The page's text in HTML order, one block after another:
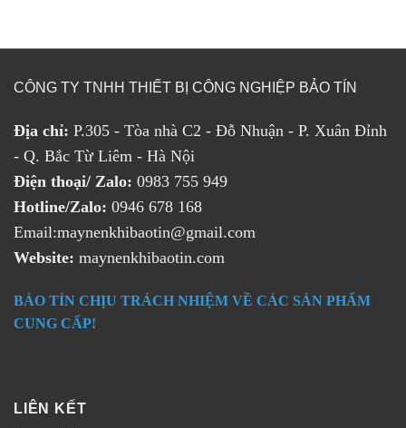
CÔNG TY TNHH THIẾT BỊ CÔNG NGHIỆP BẢO TÍN
Địa chỉ: P.305 - Tòa nhà C2 - Đỗ Nhuận - P. Xuân Đỉnh
- Q. Bắc Từ Liêm - Hà Nội
Điện thoại/ Zalo: 0983 755 949
Hotline/Zalo: 0946 678 168
Email:maynenkhibaotin@gmail.com
Website: maynenkhibaotin.com
BẢO TÍN CHỊU TRÁCH NHIỆM VỀ CÁC SẢN PHẨM
CUNG CẤP!
LIÊN KẾT